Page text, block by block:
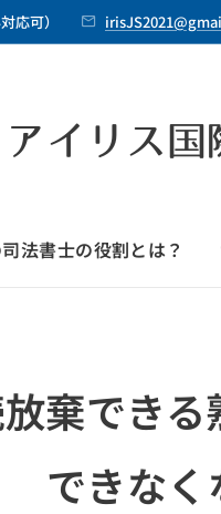
応可）
イリス国
法書士の役割とは？
放棄でき
できなく